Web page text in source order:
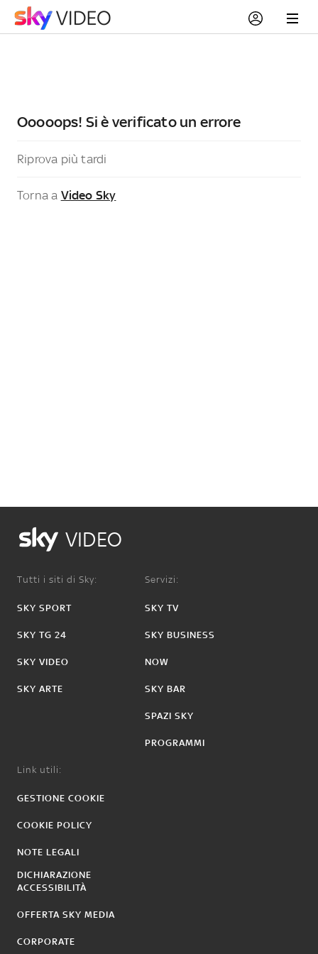
Ooooops! Si è verificato un errore
Riprova più tardi
Torna a Video Sky
VIDEO
Tutti i siti di Sky:
SKY SPORT
SKY TG 24
SKY VIDEO
SKY ARTE
Servizi:
SKY TV
SKY BUSINESS
NOW
SKY BAR
SPAZI SKY
PROGRAMMI
Link utili:
GESTIONE COOKIE
COOKIE POLICY
NOTE LEGALI
DICHIARAZIONE
ACCESSIBILITÀ
OFFERTA SKY MEDIA
CORPORATE